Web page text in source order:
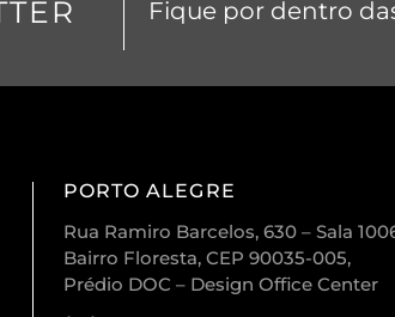
Fique por dentro
PORTO ALEGRE
Rua Ramiro Barcelos, 630 – Sala
Bairro Floresta, CEP 90035-005,
Prédio DOC – Design Office Center